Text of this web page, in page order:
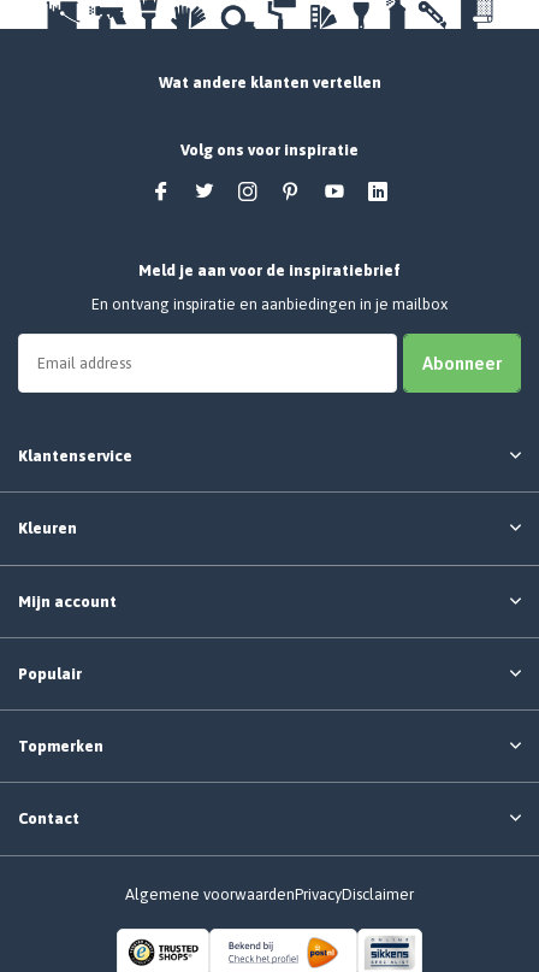
Wat andere klanten vertellen
Volg ons voor inspiratie
Meld je aan voor de inspiratiebrief
En ontvang inspiratie en aanbiedingen in je mailbox
Abonneer
Klantenservice
Kleuren
Mijn account
Populair
Topmerken
Contact
Algemene voorwaardenPrivacyDisclaimer